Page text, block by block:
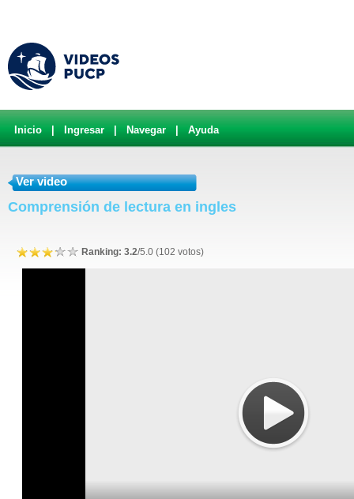
Inicio Ingresar Navegar Ayuda
Ver video
Comprensión de lectura en ingles
Ranking: 3.2/5.0 (102 votos)